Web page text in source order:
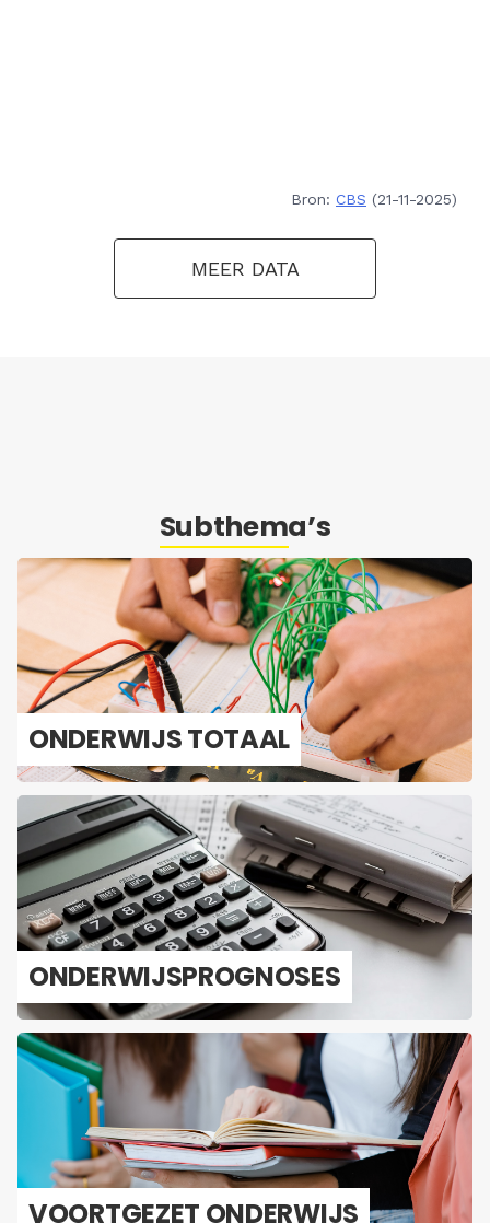
Bron: CBS (21-11-2025)
MEER DATA
Subthema’s
ON­DER­WIJS TO­TAAL
ON­DER­WIJS­PROG­NO­SES
VOORT­GE­ZET ON­DER­WIJS